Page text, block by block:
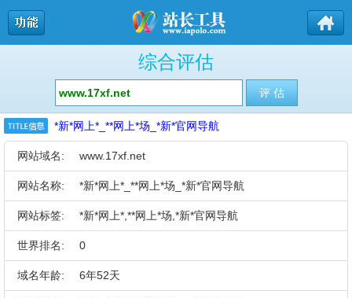
综合评估
*新*网上*_**网上*场_*新*官网导航
网站域名: www.17xf.net
网站名称: *新*网上*_**网上*场_*新*官网导航
网站标签: *新*网上*,**网上*场,*新*官网导航
世界排名: 0
域名年龄: 6年52天